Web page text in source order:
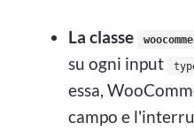
La classe
su ogni input
essa,
campo e